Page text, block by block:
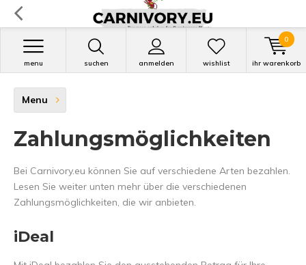
suchen anmelden
menu wishlist ihr warenkorb
0
Menu
Zahlungsmöglichkeiten
Bei Carnivory.eu können Sie auf verschiedene Arten bezahlen.
Lesen Sie weiter unten mehr über die verschiedenen
Zahlungsmöglichkeiten, die wir anbieten.
iDeal